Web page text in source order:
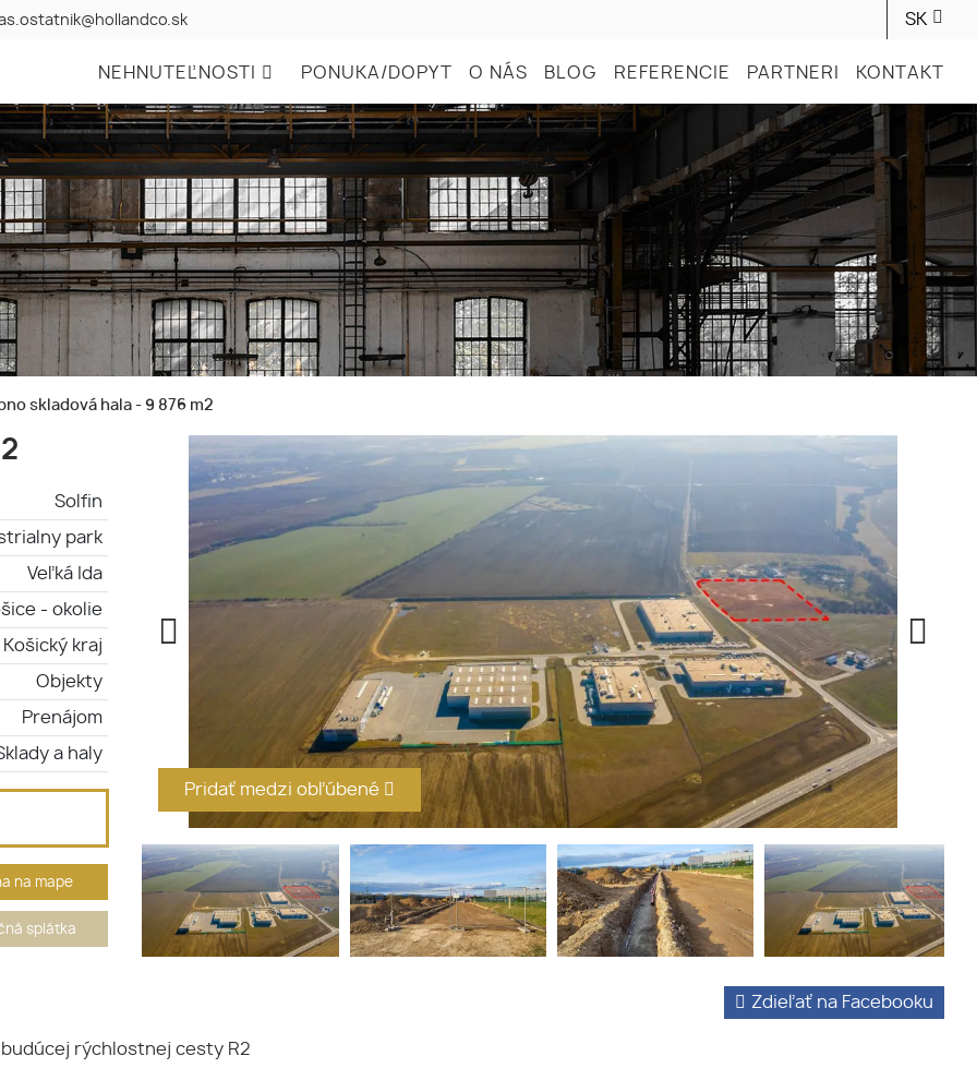
SK
NEHNUTEĽNOSTI PONUKA/DOPYT O NÁS BLOG REFERENCIE PARTNERI KONTAKT
skladová hala - 9 876 m2
Solfin
park
Veľká Ida
- okolie
Košický kraj
Objekty
Prenájom
a haly
na mape
splátka
Pridať medzi obľúbené
Zdieľať na Facebooku
rýchlostnej cesty R2